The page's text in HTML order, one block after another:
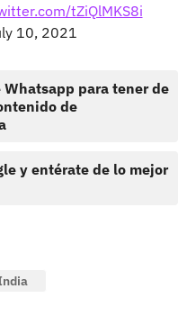
tZiQlMKS8i
10, 2021
para tener de
de
y entérate de lo mejor